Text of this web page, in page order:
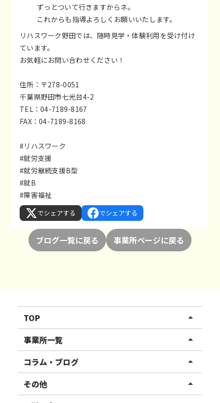
ずっとついて行きますからネ。
これからも指導よろしくお願いいたします。
リハスワーク野田では、随時見学・体験利用を受け付け
ています。
お気軽にお問い合わせください！
住所：〒278-0051
千葉県野田市七光台4-2
TEL：04-7189-8167
FAX：04-7189-8168
#リハスワーク
#就労支援
#就労継続支援B型
#就B
#障害福祉
でシェアする でシェアする
ブログ一覧に戻る 事業所ページに戻る
TOP arrow_drop_up
リハスワーク
リハスファーム
事業所一覧 arrow_drop_up
関東エリア
東北エリア
コラム・ブログ arrow_drop_up
事業所ブログ
その他 arrow_drop_up